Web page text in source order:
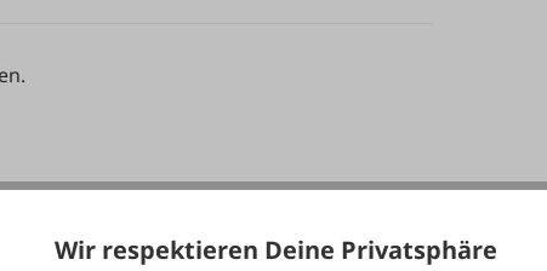
Wir respektieren Deine Privatsphäre